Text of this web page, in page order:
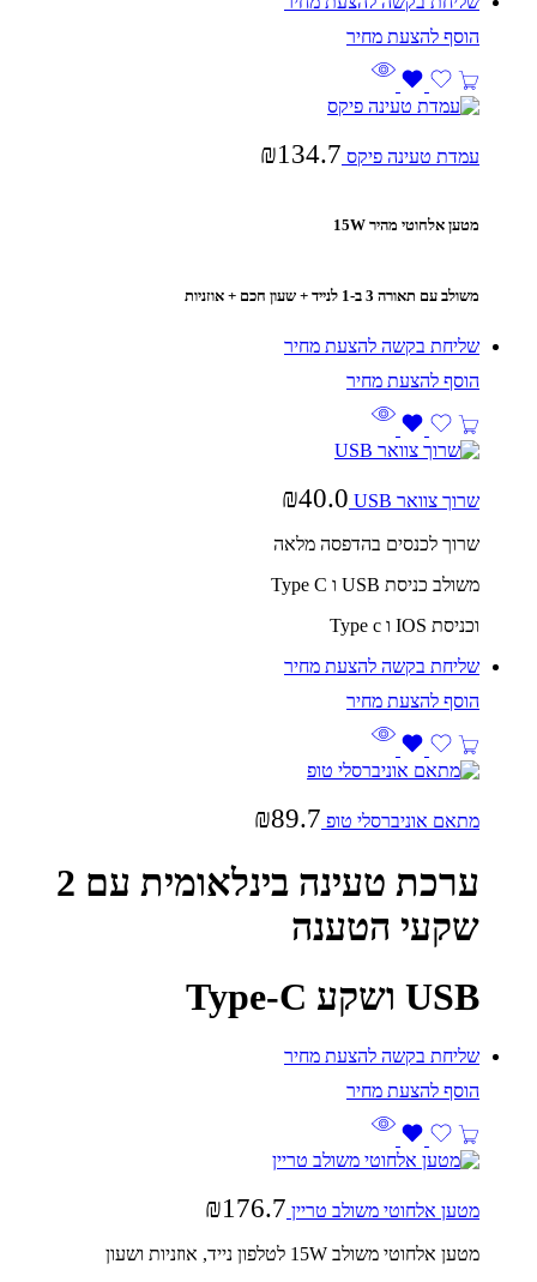
עמדת טעינה פיקס ₪134.7
מטען אלחוטי מהיר 15W
משולב עם תאורה 3 ב-1 לנייד + שעון חכם + אוזניות
שליחת בקשה להצעת מחיר
שרוך צוואר USB ₪40.0
שרוך לכנסים בהדפסה מלאה
משולב כניסת USB ו Type C
וכניסת IOS ו Type c
שליחת בקשה להצעת מחיר
מתאם אוניברסלי טופ ₪89.7
ערכת טעינה בינלאומית עם 2
שקעי הטענה
USB ושקע Type-C
שליחת בקשה להצעת מחיר
מטען אלחוטי משולב טריין ₪176.7
מטען אלחוטי משולב 15W לטלפון נייד, אוזניות ושעון